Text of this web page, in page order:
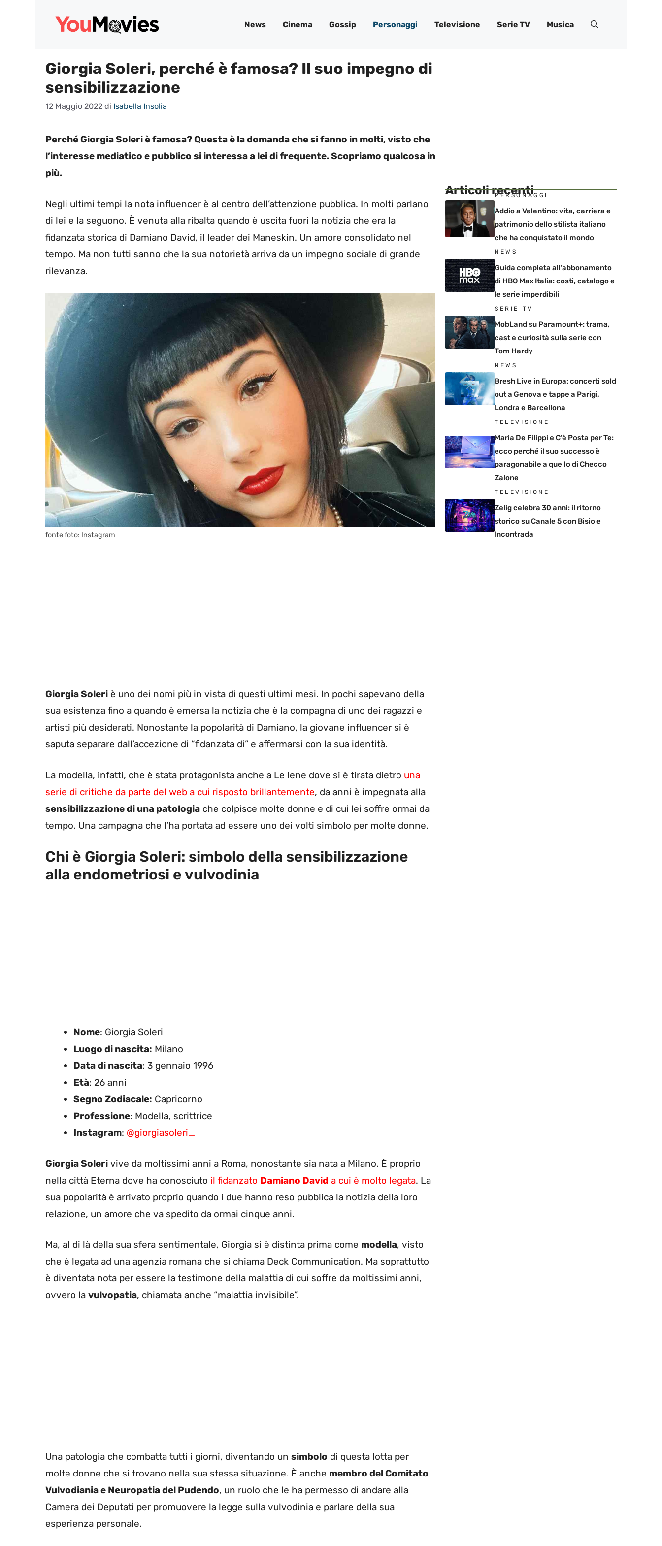
News Cinema Gossip Personaggi Televisione Serie TV Musica
Giorgia Soleri, perché è famosa? Il suo impegno di
sensibilizzazione
12 Maggio 2022 di Isabella Insolia
Perché Giorgia Soleri è famosa? Questa è la domanda che si fanno in molti, visto che
l’interesse mediatico e pubblico si interessa a lei di frequente. Scopriamo qualcosa in
più.
Negli ultimi tempi la nota influencer è al centro dell’attenzione pubblica. In molti parlano
di lei e la seguono. È venuta alla ribalta quando è uscita fuori la notizia che era la
fidanzata storica di Damiano David, il leader dei Maneskin. Un amore consolidato nel
tempo. Ma non tutti sanno che la sua notorietà arriva da un impegno sociale di grande
rilevanza.
fonte foto: Instagram
Giorgia Soleri è uno dei nomi più in vista di questi ultimi mesi. In pochi sapevano della
sua esistenza fino a quando è emersa la notizia che è la compagna di uno dei ragazzi e
artisti più desiderati. Nonostante la popolarità di Damiano, la giovane influencer si è
saputa separare dall’accezione di “fidanzata di” e affermarsi con la sua identità.
La modella, infatti, che è stata protagonista anche a Le Iene dove si è tirata dietro una
serie di critiche da parte del web a cui risposto brillantemente, da anni è impegnata alla
sensibilizzazione di una patologia che colpisce molte donne e di cui lei soffre ormai da
tempo. Una campagna che l’ha portata ad essere uno dei volti simbolo per molte donne.
Chi è Giorgia Soleri: simbolo della sensibilizzazione
alla endometriosi e vulvodinia
Nome: Giorgia Soleri
Luogo di nascita: Milano
Data di nascita: 3 gennaio 1996
Età: 26 anni
Segno Zodiacale: Capricorno
Professione: Modella, scrittrice
Instagram: @giorgiasoleri_
Giorgia Soleri vive da moltissimi anni a Roma, nonostante sia nata a Milano. È proprio
nella città Eterna dove ha conosciuto il fidanzato Damiano David a cui è molto legata. La
sua popolarità è arrivato proprio quando i due hanno reso pubblica la notizia della loro
relazione, un amore che va spedito da ormai cinque anni.
Ma, al di là della sua sfera sentimentale, Giorgia si è distinta prima come modella, visto
che è legata ad una agenzia romana che si chiama Deck Communication. Ma soprattutto
è diventata nota per essere la testimone della malattia di cui soffre da moltissimi anni,
ovvero la vulvopatia, chiamata anche “malattia invisibile”.
Una patologia che combatta tutti i giorni, diventando un simbolo di questa lotta per
molte donne che si trovano nella sua stessa situazione. È anche membro del Comitato
Vulvodiania e Neuropatia del Pudendo, un ruolo che le ha permesso di andare alla
Camera dei Deputati per promuovere la legge sulla vulvodinia e parlare della sua
esperienza personale.
Articoli recenti
PERSONAGGI
Addio a Valentino: vita, carriera e
patrimonio dello stilista italiano
che ha conquistato il mondo
NEWS
Guida completa all’abbonamento
di HBO Max Italia: costi, catalogo e
le serie imperdibili
SERIE TV
MobLand su Paramount+: trama,
cast e curiosità sulla serie con
Tom Hardy
NEWS
Bresh Live in Europa: concerti sold
out a Genova e tappe a Parigi,
Londra e Barcellona
TELEVISIONE
Maria De Filippi e C’è Posta per Te:
ecco perché il suo successo è
paragonabile a quello di Checco
Zalone
TELEVISIONE
Zelig celebra 30 anni: il ritorno
storico su Canale 5 con Bisio e
Incontrada